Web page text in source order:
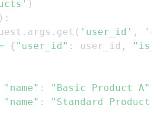
)
) :
. args . get ( 'user_id' ,
{ "user_id" : user_id ,
"name" : "Basic Product A"
"name" :
"Standard Product